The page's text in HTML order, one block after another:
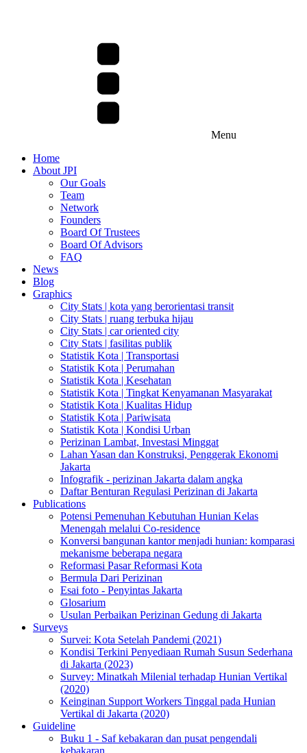
Menu
Home
About JPI
Our Goals
Team
Network
Founders
Board Of Trustees
Board Of Advisors
FAQ
News
Blog
Graphics
City Stats | kota yang berorientasi transit
City Stats | ruang terbuka hijau
City Stats | car oriented city
City Stats | fasilitas publik
Statistik Kota | Transportasi
Statistik Kota | Perumahan
Statistik Kota | Kesehatan
Statistik Kota | Tingkat Kenyamanan Masyarakat
Statistik Kota | Kualitas Hidup
Statistik Kota | Pariwisata
Statistik Kota | Kondisi Urban
Perizinan Lambat, Investasi Minggat
Lahan Yasan dan Konstruksi, Penggerak Ekonomi
Jakarta
Infografik - perizinan Jakarta dalam angka
Daftar Benturan Regulasi Perizinan di Jakarta
Publications
Potensi Pemenuhan Kebutuhan Hunian Kelas
Menengah melalui Co-residence
Konversi bangunan kantor menjadi hunian: komparasi
mekanisme beberapa negara
Reformasi Pasar Reformasi Kota
Bermula Dari Perizinan
Esai foto - Penyintas Jakarta
Glosarium
Usulan Perbaikan Perizinan Gedung di Jakarta
Surveys
Survei: Kota Setelah Pandemi (2021)
Kondisi Terkini Penyediaan Rumah Susun Sederhana
di Jakarta (2023)
Survey: Minatkah Milenial terhadap Hunian Vertikal
(2020)
Keinginan Support Workers Tinggal pada Hunian
Vertikal di Jakarta (2020)
Guideline
Buku 1 - Saf kebakaran dan pusat pengendali
kebakaran